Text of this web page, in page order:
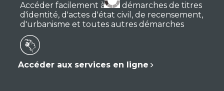
Accéder facilement à vos démarches de titres
d'identité, d'actes d'état civil, de recensement,
d'urbanisme et toutes autres démarches
Accéder aux services en ligne